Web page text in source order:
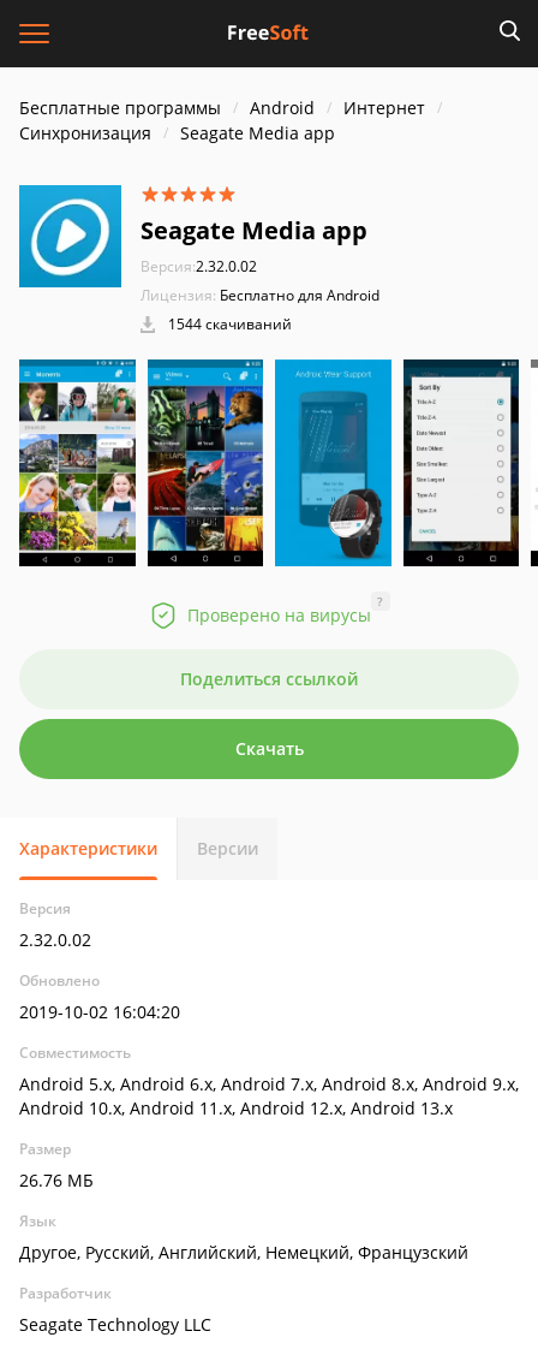
Бесплатные программы Android
Интернет
Синхронизация
Seagate Media app
Seagate Media app
Версия:2.32.0.02
Лицензия: Бесплатно для Android
1544 скачиваний
Проверено на вирусы
?
Поделиться ссылкой
Скачать
Характеристики Версии
Версия
2.32.0.02
Обновлено
2019-10-02 16:04:20
Совместимость
Android 5.x, Android 6.x, Android 7.x, Android 8.x, Android 9.x,
Android 10.x, Android 11.x, Android 12.x, Android 13.x
Размер
26.76 МБ
Язык
Другое, Русский, Английский, Немецкий, Французский
Разработчик
Seagate Technology LLC